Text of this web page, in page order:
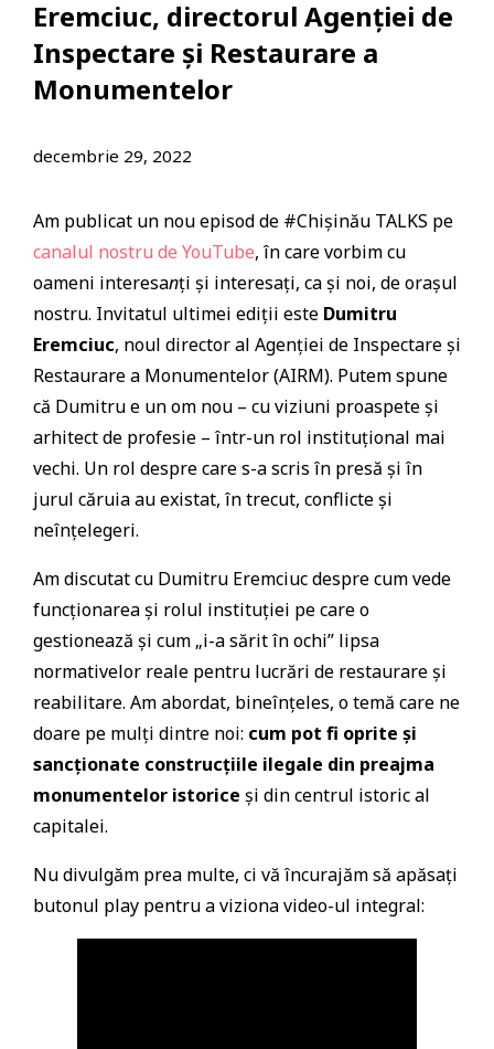
Eremciuc, directorul Agenției de
Inspectare și Restaurare a
Monumentelor
decembrie 29, 2022
Am publicat un nou episod de #Chișinău TALKS pe
canalul nostru de YouTube, în care vorbim cu
oameni interesanți și interesați, ca și noi, de orașul
nostru. Invitatul ultimei ediții este Dumitru
Eremciuc, noul director al Agenției de Inspectare și
Restaurare a Monumentelor (AIRM). Putem spune
că Dumitru e un om nou – cu viziuni proaspete și
arhitect de profesie – într-un rol instituțional mai
vechi. Un rol despre care s-a scris în presă și în
jurul căruia au existat, în trecut, conflicte și
neînțelegeri.
Am discutat cu Dumitru Eremciuc despre cum vede
funcționarea și rolul instituției pe care o
gestionează și cum „i-a sărit în ochi” lipsa
normativelor reale pentru lucrări de restaurare și
reabilitare. Am abordat, bineînțeles, o temă care ne
doare pe mulți dintre noi: cum pot fi oprite și
sancționate construcțiile ilegale din preajma
monumentelor istorice și din centrul istoric al
capitalei.
Nu divulgăm prea multe, ci vă încurajăm să apăsați
butonul play pentru a viziona video-ul integral: